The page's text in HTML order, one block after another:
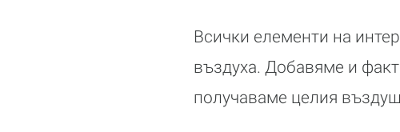
Всички елементи на
въздуха. Добавяме и
получаваме целия